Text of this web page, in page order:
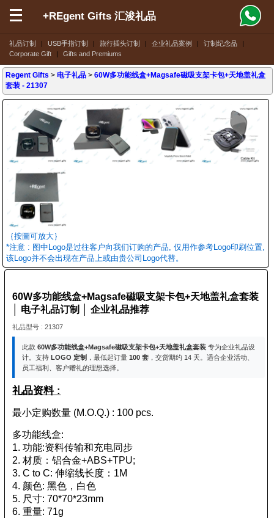
礼品订制 | USB手指订制 | 旅行插头订制 | 企业礼品案例 | 订制纪念品
|
Corporate Gift
| Gifts and Premiums
+REgent Gifts 汇浚礼品
Regent Gifts >电子礼品 >60W多功能线盒+Magsafe磁吸支架卡包+天地盖礼盒
套装 - 21307
｛按圖可放大｝
*注意 : 图中Logo是过往客户向我们订购的产品, 仅用作参考Logo印刷位置,
该Logo并不会出现在产品上或由贵公司Logo代替。
60W多功能线盒+Magsafe磁吸支架卡包+天地盖礼盒套装
│ 电子礼品订制 │ 企业礼品推荐
礼品型号 : 21307
此款 60W多功能线盒+Magsafe磁吸支架卡包+天地盖礼盒套装专为企业礼品设
计。支持 LOGO 定制 ，最低起订量 100 套，交货期约 14 天。适合企业活动、
员工福利、客户赠礼的理想选择。
礼品资料 :
最小定购数量 (M.O.Q.) : 100 pcs.
多功能线盒:
1. 功能:资料传输和充电同步
2. 材质：铝合金+ABS+TPU;
3. C to C: 伸缩线长度：1M
4. 颜色: 黑色，白色
5. 尺寸: 70*70*23mm
6. 重量: 71g